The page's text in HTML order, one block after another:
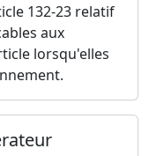
132-23 relatif
aux
lorsqu'elles